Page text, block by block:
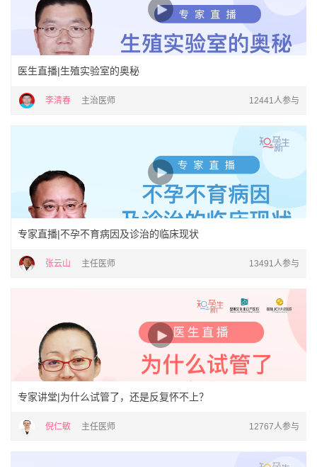
医生直播|生殖实验室的奥秘
李清春 主治医师 12441人参与
专家直播|不孕不育病因及诊治的临床现状
张云山 主任医师 13491人参与
专家讲堂|为什么试管了，还是反复怀不上？
倪仁敏 主任医师 12767人参与